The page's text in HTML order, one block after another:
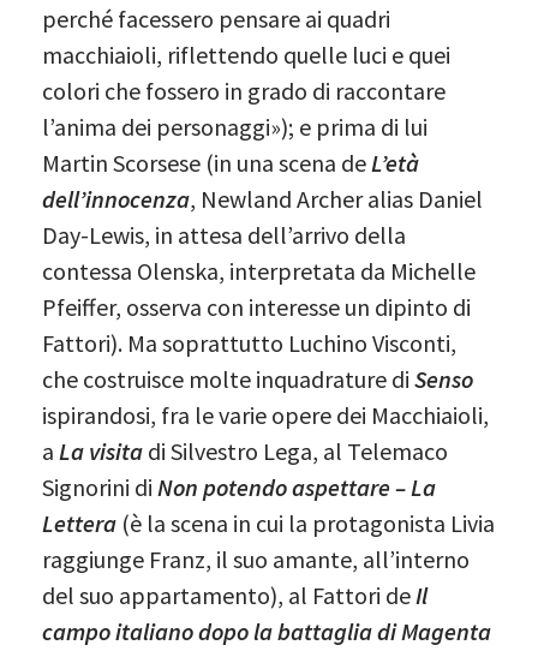
perché facessero pensare ai quadri
macchiaioli, riflettendo quelle luci e quei
colori che fossero in grado di raccontare
l’anima dei personaggi»); e prima di lui
Martin Scorsese (in una scena deL’età
dell’innocenza, Newland Archer alias Daniel
Day-Lewis, in attesa dell’arrivo della
contessa Olenska, interpretata da Michelle
Pfeiffer, osserva con interesse un dipinto di
Fattori). Ma soprattutto Luchino Visconti,
che costruisce molte inquadrature di Senso
ispirandosi, fra le varie opere dei Macchiaioli,
a La visita di Silvestro Lega, al Telemaco
Signorini di Non potendo aspettare – La
Lettera (è la scena in cui la protagonista Livia
raggiunge Franz, il suo amante, all’interno
del suo appartamento), al Fattori deIl
campo italiano dopo la battaglia di Magenta